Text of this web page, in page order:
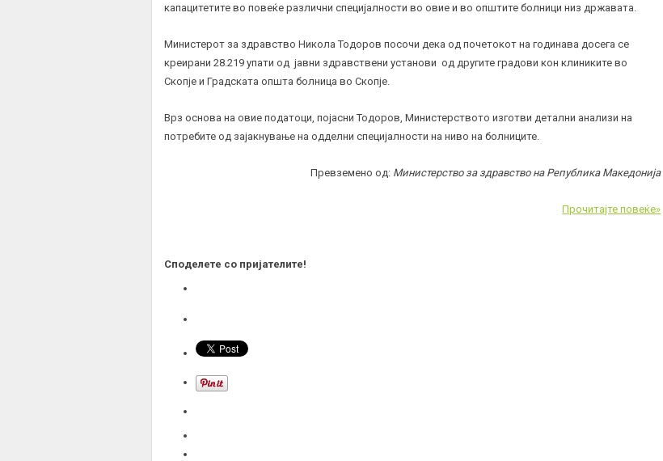
капацитетите во повеќе различни специјалности во овие и во општите болници низ државата.
Министерот за здравство Никола Тодоров посочи дека од почетокот на годинава досега се
креирани 28.219 упати од јавни здравствени установи од другите градови кон клиниките во
Скопје и Градската општа болница во Скопје.
Врз основа на овие податоци, појасни Тодоров, Министерството изготви детални анализи на
потребите од зајакнување на одделни специјалности на ниво на болниците.
Превземено од: Министерство за здравство на Република Македонија
Прочитајте повеќе»
Споделете со пријателите!